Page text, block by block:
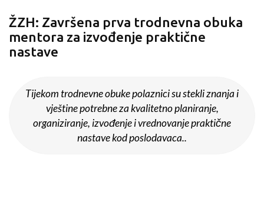
ŽZH: Završena prva trodnevna obuka
mentora za izvođenje praktične
nastave
Tijekom trodnevne obuke polaznici su stekli znanja i
vještine potrebne za kvalitetno planiranje,
organiziranje, izvođenje i vrednovanje praktične
nastave kod poslodavaca..